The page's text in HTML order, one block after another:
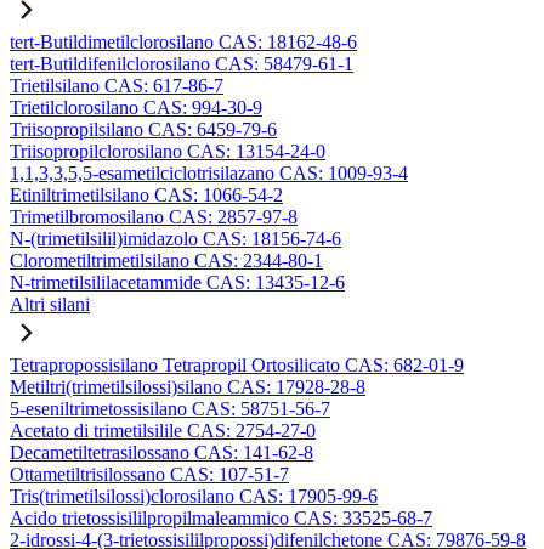
tert-Butildimetilclorosilano CAS: 18162-48-6
tert-Butildifenilclorosilano CAS: 58479-61-1
Trietilsilano CAS: 617-86-7
Trietilclorosilano CAS: 994-30-9
Triisopropilsilano CAS: 6459-79-6
Triisopropilclorosilano CAS: 13154-24-0
1,1,3,3,5,5-esametilciclotrisilazano CAS: 1009-93-4
Etiniltrimetilsilano CAS: 1066-54-2
Trimetilbromosilano CAS: 2857-97-8
N-(trimetilsilil)imidazolo CAS: 18156-74-6
Clorometiltrimetilsilano CAS: 2344-80-1
N-trimetilsililacetammide CAS: 13435-12-6
Altri silani
Tetrapropossisilano Tetrapropil Ortosilicato CAS: 682-01-9
Metiltri(trimetilsilossi)silano CAS: 17928-28-8
5-eseniltrimetossisilano CAS: 58751-56-7
Acetato di trimetilsilile CAS: 2754-27-0
Decametiltetrasilossano CAS: 141-62-8
Ottametiltrisilossano CAS: 107-51-7
Tris(trimetilsilossi)clorosilano CAS: 17905-99-6
Acido trietossisililpropilmaleammico CAS: 33525-68-7
2-idrossi-4-(3-trietossisililpropossi)difenilchetone CAS: 79876-59-8